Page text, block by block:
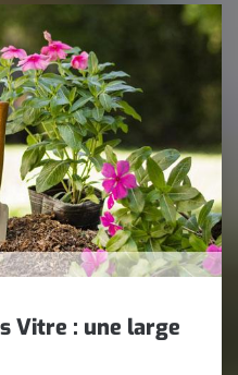
Vitre : une large